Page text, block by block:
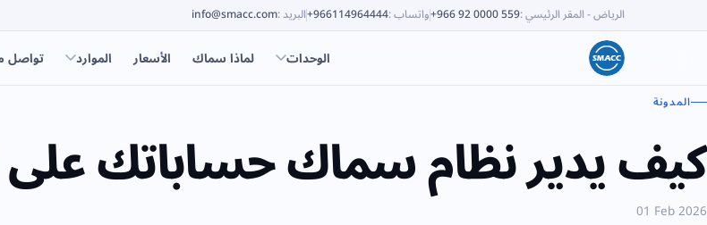
الرياض - المقر الرئيسي:
+966 92 0000 559واتساب:
+966114964444البريد:
info@smacc.com
الوحدات لماذا سماك الأسعار الموارد تواصل
المدونة
كيف يدير نظام سماك حساباتك
01 Feb 2026